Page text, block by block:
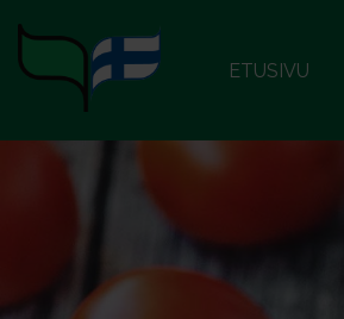
ETUSIVU